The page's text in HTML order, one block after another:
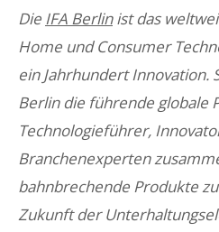
Die IFA Berlinist das
Home und Consumer
ein Jahrhundert Innovation.
Berlin die führende globale
Technologieführer,
Branchenexperten
bahnbrechende Produkte
Zukunft der